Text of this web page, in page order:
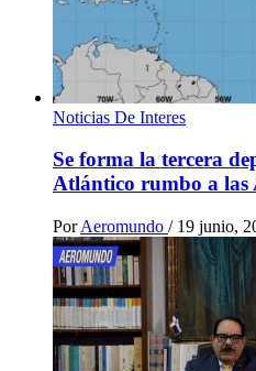
Noticias De Interes
Se forma la tercera
Atlántico rumbo a las
Por Aeromundo / 19 junio,